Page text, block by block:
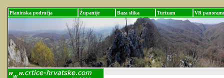
Planinska područja Županije Baza slika Turizam VR panorame